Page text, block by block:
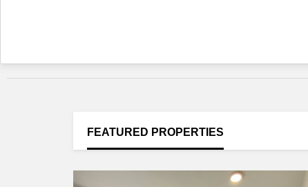
FEATURED PROPERTIES